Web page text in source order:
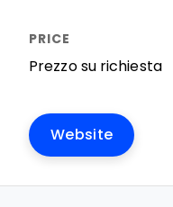
Prezzo su richiesta
Website